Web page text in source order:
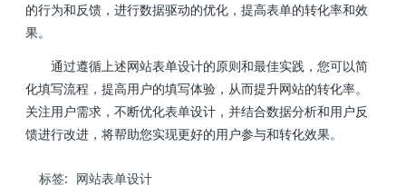
的行为和反馈，进行数据驱动的优化，提高表单的转化率和效
果。
通过遵循上述网站表单设计的原则和最佳实践，您可以简
化填写流程，提高用户的填写体验，从而提升网站的转化率。
关注用户需求，不断优化表单设计，并结合数据分析和用户反
馈进行改进，将帮助您实现更好的用户参与和转化效果。
标签: 网站表单设计